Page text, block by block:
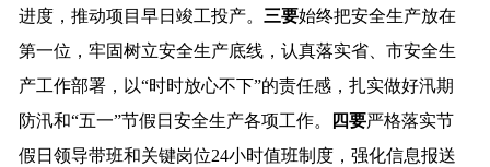
进度，推动项目早日竣工投产。 三要始终把安全生产放在
第一位，牢固树立安全生产底线，认真落实省、市安全生
产工作部署，以“时时放心不下”的责任感，扎实做好汛期
防汛和“五一”节假日安全生产各项工作。
四要严格落实节
假日领导带班和关键岗位24小时值班制度，强化信息报送